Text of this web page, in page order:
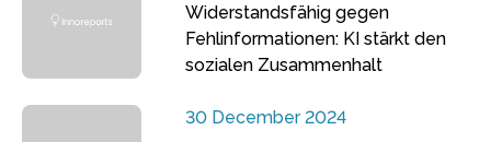
Widerstandsfähig gegen
Fehlinformationen: KI stärkt den
sozialen Zusammenhalt
30 December 2024